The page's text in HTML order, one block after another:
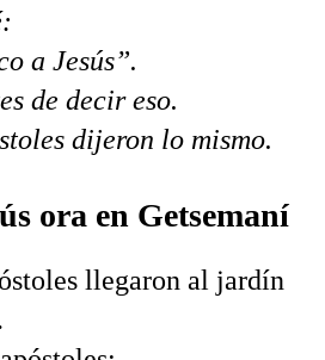
a Jesús”.
de decir eso.
dijeron lo mismo.
ora en Getsemaní
llegaron al jardín